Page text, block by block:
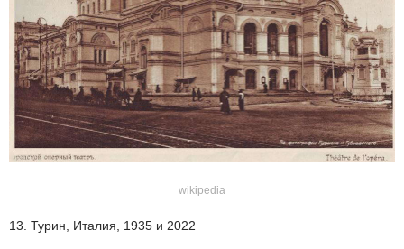
wikipedia
13. Турин, Италия, 1935 и 2022